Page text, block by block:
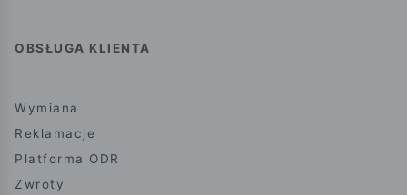
OBSŁUGA KLIENTA
Wymiana
Reklamacje
Platforma ODR
Zwroty